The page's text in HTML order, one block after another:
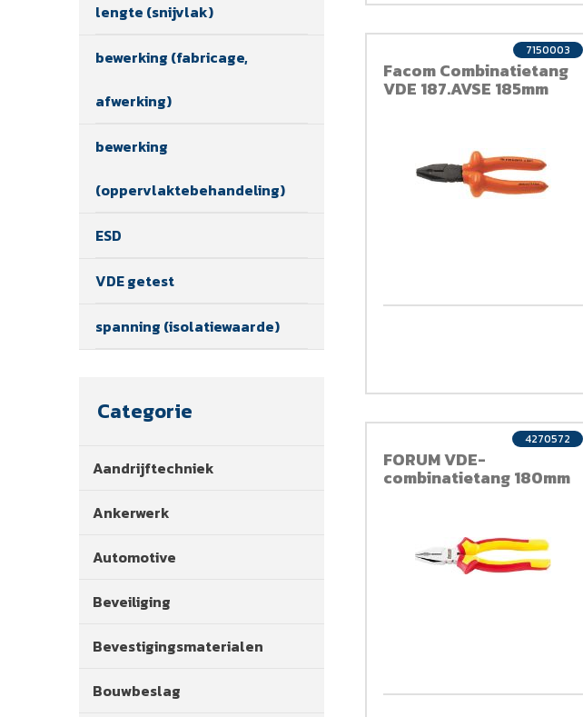
lengte (snijvlak)
bewerking (fabricage,
afwerking)
bewerking
(oppervlaktebehandeling)
ESD
VDE getest
spanning (isolatiewaarde)
Categorie
Aandrijftechniek
Ankerwerk
Automotive
Beveiliging
Bevestigingsmaterialen
Bouwbeslag
Facom Combinatietang
VDE 187.AVSE 185mm
7150003
FORUM VDE-
combinatietang 180mm
4270572